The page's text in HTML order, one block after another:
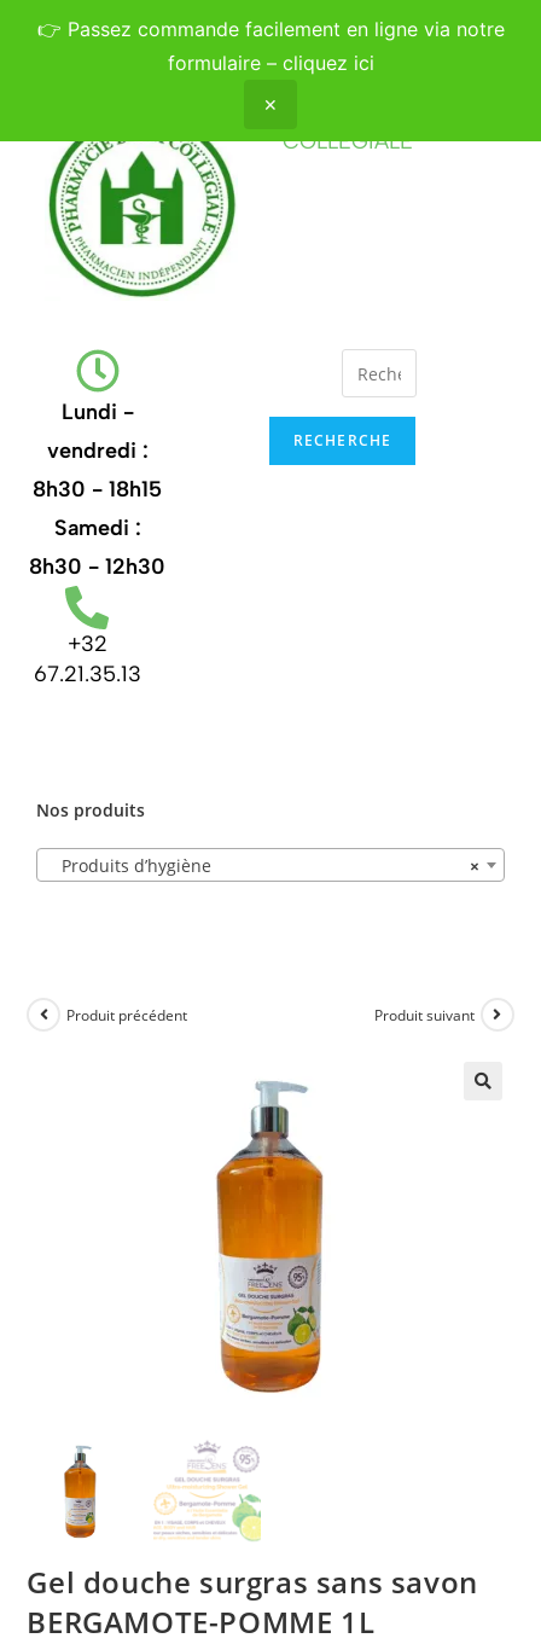
👉 Passez commande facilement en ligne via notre
formulaire – cliquez ici
✕
COLLÉGIALE
Lundi -
vendredi :
8h30 - 18h15
Samedi :
8h30 - 12h30
+32
67.21.35.13
RECHERCHE
Nos produits
×
Produits d’hygiène
Produit précédent Produit suivant
Gel douche surgras sans savon
BERGAMOTE-POMME 1L